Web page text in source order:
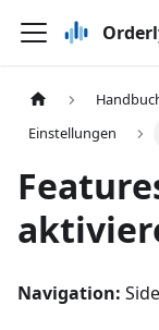
Einstellungen
Navigation: